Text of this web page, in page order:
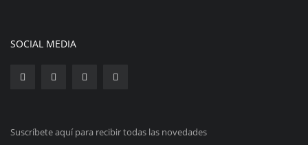
SOCIAL MEDIA
Suscríbete aquí para recibir todas las novedades